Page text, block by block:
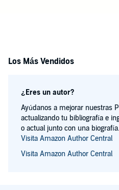
Los Más Vendidos
¿Eres un autor?
Ayúdanos a mejorar nuestras
actualizando tu bibliografía e
o actual junto con una biografía.
Visita Amazon Author Central
Visita Amazon Author Central